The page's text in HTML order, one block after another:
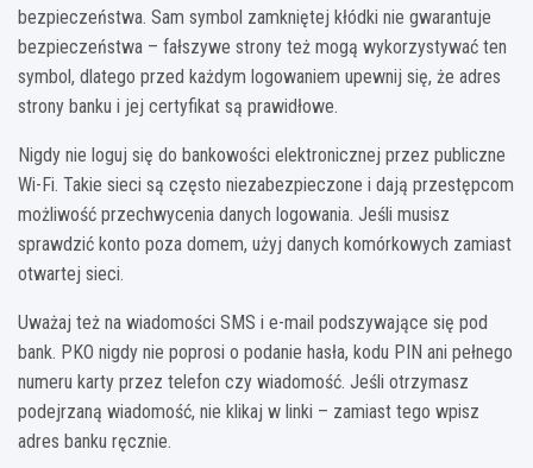
bezpieczeństwa. Sam symbol zamkniętej kłódki nie gwarantuje
bezpieczeństwa – fałszywe strony też mogą wykorzystywać ten
symbol, dlatego przed każdym logowaniem upewnij się, że adres
strony banku i jej certyfikat są prawidłowe.
Nigdy nie loguj się do bankowości elektronicznej przez publiczne
Wi-Fi. Takie sieci są często niezabezpieczone i dają przestępcom
możliwość przechwycenia danych logowania. Jeśli musisz
sprawdzić konto poza domem, użyj danych komórkowych zamiast
otwartej sieci.
Uważaj też na wiadomości SMS i e-mail podszywające się pod
bank. PKO nigdy nie poprosi o podanie hasła, kodu PIN ani pełnego
numeru karty przez telefon czy wiadomość. Jeśli otrzymasz
podejrzaną wiadomość, nie klikaj w linki – zamiast tego wpisz
adres banku ręcznie.